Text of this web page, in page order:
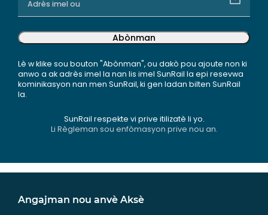
Abònman
Lè w klike sou bouton "Abònman", ou dakò pou ajoute non ki
anwo a ak adrès imel la nan lis imel SunRail la epi resevwa
kominikasyon nan men SunRail, ki gen ladan bilten SunRail
la.
SunRail respekte vi prive itilizatè li yo.
Li Règleman sou enfòmasyon prive nou an.
Angajman nou anvè Aksè